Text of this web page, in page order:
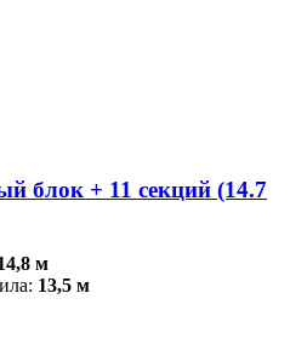
блок + 11 секций (14.7
м
13,5 м